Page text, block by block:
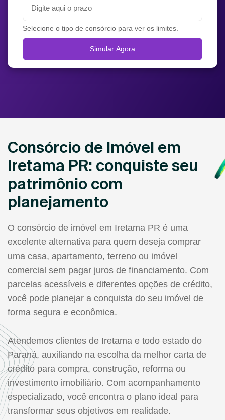
Selecione o tipo de consórcio para ver os limites.
Simular Agora
Consórcio de Imóvel em
Iretama PR: conquiste seu
patrimônio com
planejamento
O consórcio de imóvel em Iretama PR é uma
excelente alternativa para quem deseja comprar
uma casa, apartamento, terreno ou imóvel
comercial sem pagar juros de financiamento. Com
parcelas acessíveis e diferentes opções de crédito,
você pode planejar a conquista do seu imóvel de
forma segura e econômica.
Atendemos clientes de Iretama e todo estado do
Paraná, auxiliando na escolha da melhor carta de
crédito para compra, construção, reforma ou
investimento imobiliário. Com acompanhamento
especializado, você encontra o plano ideal para
transformar seus objetivos em realidade.